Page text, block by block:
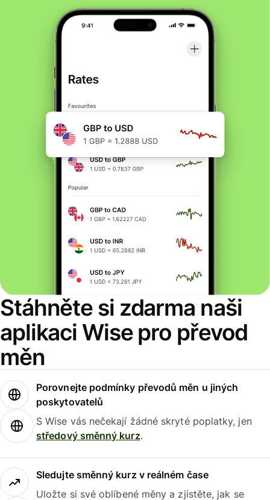
Stáhněte si zdarma naši
aplikaci Wise pro převod
měn
Porovnejte podmínky převodů měn u jiných
poskytovatelů
S Wise vás nečekají žádné skryté poplatky, jen
středový směnný kurz.
Sledujte směnný kurz v reálném čase
Uložte si své oblíbené měny a zjistěte, jak se